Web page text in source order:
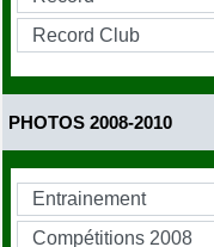
PHOTOS 2008-2010